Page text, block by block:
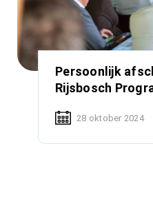
Persoonlijk
Rijsbosch
28 oktober 2024